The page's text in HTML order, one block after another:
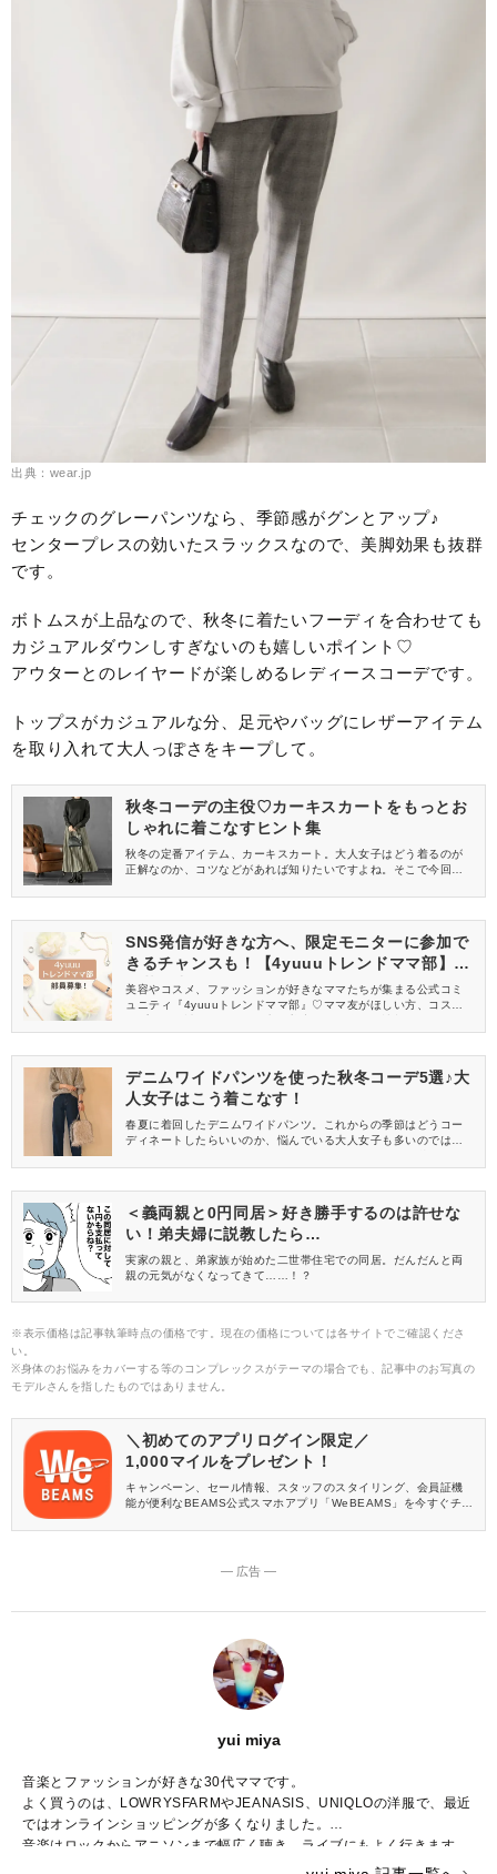
出典：wear.jp
チェックのグレーパンツなら、季節感がグンとアップ♪
センタープレスの効いたスラックスなので、美脚効果も抜群
です。
ボトムスが上品なので、秋冬に着たいフーディを合わせても
カジュアルダウンしすぎないのも嬉しいポイント♡
アウターとのレイヤードが楽しめるレディースコーデです。
トップスがカジュアルな分、足元やバッグにレザーアイテム
を取り入れて大人っぽさをキープして。
秋冬コーデの主役♡カーキスカートをもっとお
しゃれに着こなすヒント集
秋冬の定番アイテム、カーキスカート。大人女子はどう着るのが
正解なのか、コツなどがあれば知りたいですよね。そこで今回は
します。大人っぽい着こなしのヒントが詰まっているので、ぜひ
SNS発信が好きな方へ、限定モニターに参加で
きるチャンスも！【4yuuuトレンドママ部】部
員募集中
美容やコスメ、ファッションが好きなママたちが集まる公式コミ
ュニティ『4yuuuトレンドママ部』♡ママ友がほしい方、コスメサ
信してくれる方を募集しています！
デニムワイドパンツを使った秋冬コーデ5選♪大
人女子はこう着こなす！
春夏に着回したデニムワイドパンツ。これからの季節はどうコー
ディネートしたらいいのか、悩んでいる大人女子も多いのでは？
デをご紹介します。
＜義両親と0円同居＞好き勝手するのは許せな
い！弟夫婦に説教したら…
実家の親と、弟家族が始めた二世帯住宅での同居。だんだんと両
親の元気がなくなってきて……！？
※表示価格は記事執筆時点の価格です。現在の価格については各サイトでご確認くださ
い。
※身体のお悩みをカバーする等のコンプレックスがテーマの場合でも、記事中のお写真の
モデルさんを指したものではありません。
＼初めてのアプリログイン限定／
1,000マイルをプレゼント！
キャンペーン、セール情報、スタッフのスタイリング、会員証機
能が便利なBEAMS公式スマホアプリ「WeBEAMS」を今すぐチェ
― 広告 ―
yui miya
音楽とファッションが好きな30代ママです。
よく買うのは、LOWRYSFARMやJEANASIS、UNIQLOの洋服で、最近
ではオンラインショッピングが多くなりました。
音楽はロックからアニソンまで幅広く聴き、ライブにもよく行きます。
ハリーポッターシリーズのファンで、ファンタスティックビーストの新